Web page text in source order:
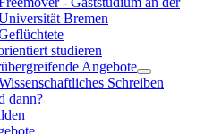
Bremen
studieren
Angebote
Schreiben
dann?